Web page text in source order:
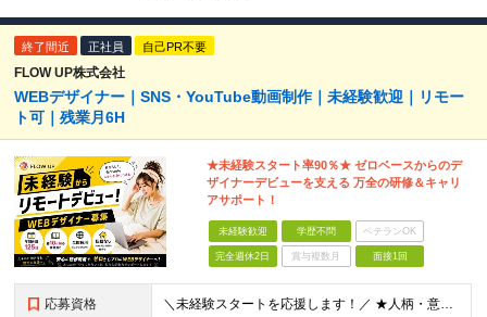
終了間近 正社員 自己PR不要
FLOW UP株式会社
WEBデザイナー｜SNS・YouTube動画制作｜未経験歓迎｜リモー
ト可｜残業月6H
★未経験スタート率90％★ ゼロベースからのデ
ザイナーデビューを支える 万全の研修＆キャリ
アサポート！
未経験歓迎 学歴不問 ベテランOK
完全週休2日 賞与複数月 面接1回
応募資格 ＼未経験スタートを応援します！／ ★人柄・意欲を重視した採用★ 育成を前提とした採用のため、 「PCに触ったことがほとんどない…」という方の挑戦も歓迎！ ＜例えば…＞ ●やりたいことはあるけど、ス